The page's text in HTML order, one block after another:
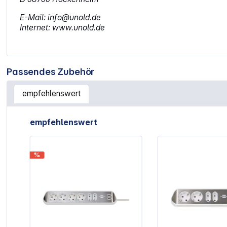
E-Mail: info@unold.de
Internet: www.unold.de
Passendes Zubehör
empfehlenswert
Artikelgalerie überspringen
empfehlenswert
%